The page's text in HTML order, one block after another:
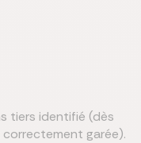
tiers identifié (dès
correctement garée).